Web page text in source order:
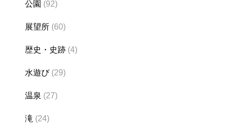
公園 (92)
展望所 (60)
歴史・史跡 (4)
水遊び(29)
温泉 (27)
滝 (24)